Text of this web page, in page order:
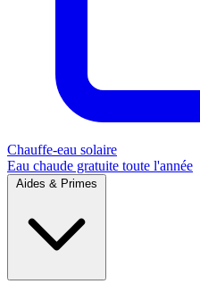
Chauffe-eau solaire
Eau chaude gratuite toute l'année